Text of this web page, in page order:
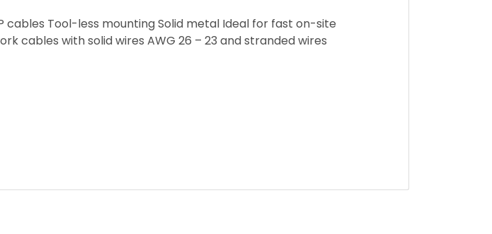
cables Tool-less mounting Solid metal Ideal for fast on-site
cables with solid wires AWG 26 – 23 and stranded wires